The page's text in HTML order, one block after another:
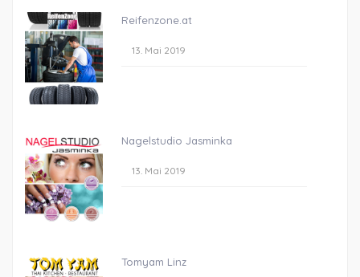
Reifenzone.at
13. Mai 2019
Nagelstudio Jasminka
13. Mai 2019
Tomyam Linz